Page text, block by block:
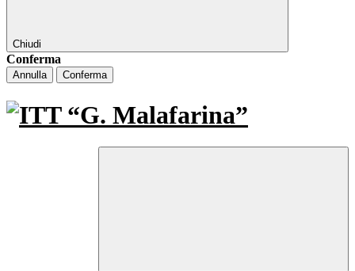
Chiudi
Conferma
Annulla Conferma